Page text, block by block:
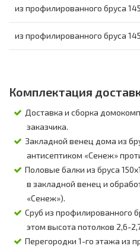
из профилированного бруса
из профилированного бруса
Комплектация
Доставка и сборка
заказчика.
Закладной венец дома из
антисептиком «Сенеж»
Половые балки из бруса
в закладной венец и
«Сенеж»).
Сруб из профилированного
этом высота потолков 2,6-
Перегородки 1-го этажа из